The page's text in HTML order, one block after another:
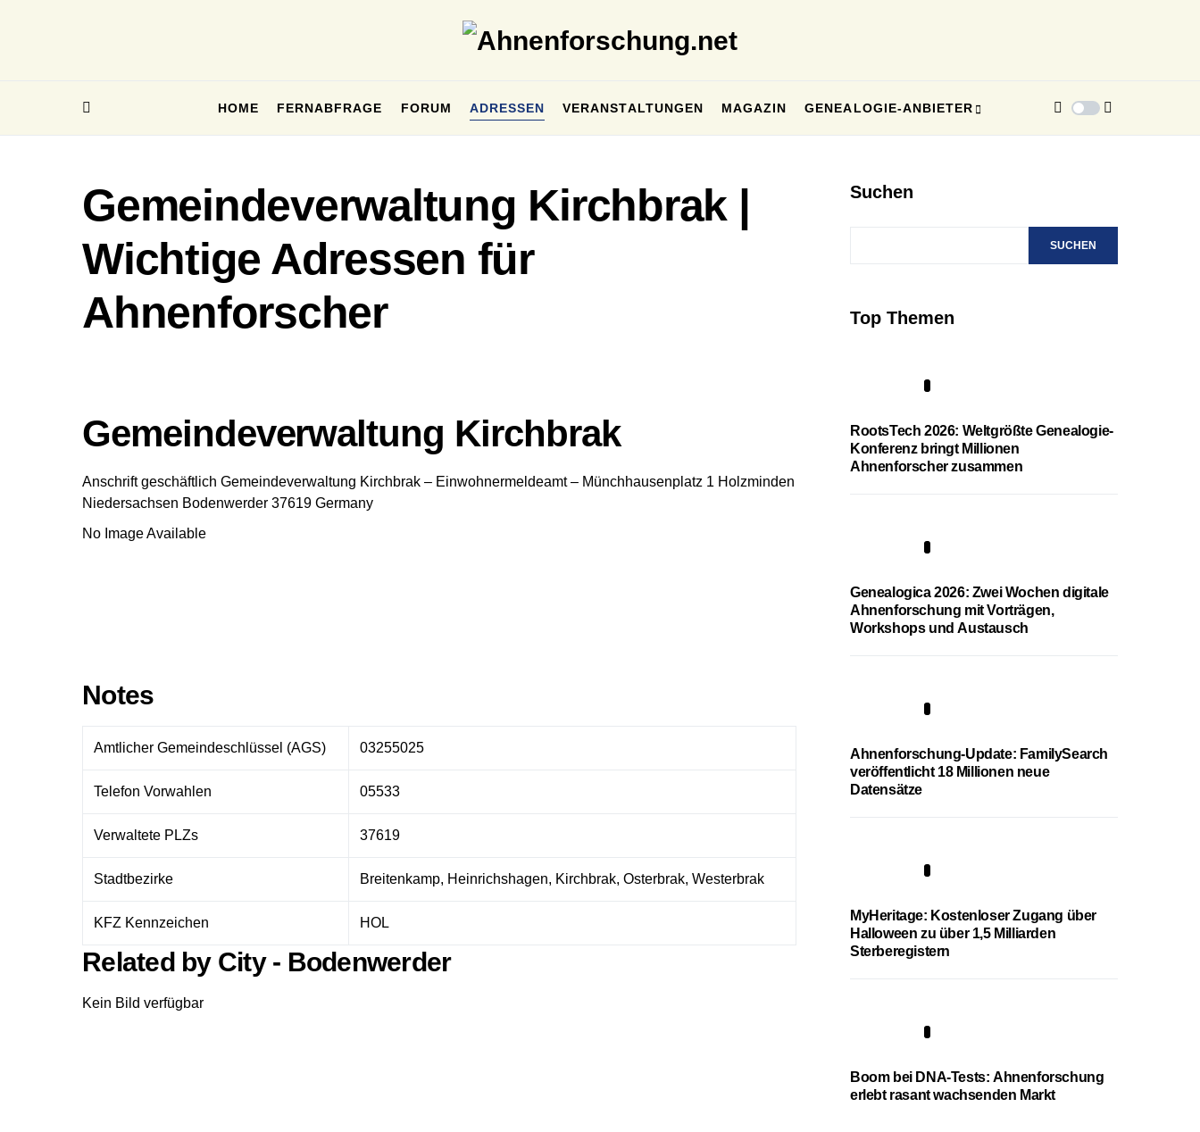
HOME FERNABFRAGE FORUM ADRESSEN VERANSTALTUNGEN MAGAZIN GENEALOGIE-ANBIETER
Gemeindeverwaltung Kirchbrak |
Wichtige Adressen für
Ahnenforscher
Gemeindeverwaltung Kirchbrak
Anschrift geschäftlich Gemeindeverwaltung Kirchbrak – Einwohnermeldeamt – Münchhausenplatz 1 Holzminden
Niedersachsen Bodenwerder 37619 Germany
No Image Available
Notes
Amtlicher Gemeindeschlüssel (AGS) 03255025
Telefon Vorwahlen 05533
Verwaltete PLZs 37619
Stadtbezirke Breitenkamp, Heinrichshagen, Kirchbrak, Osterbrak, Westerbrak
KFZ Kennzeichen HOL
Related by City - Bodenwerder
Kein Bild verfügbar
Suchen
SUCHEN
Top Themen
RootsTech 2026: Weltgrößte Genealogie-
Konferenz bringt Millionen
Ahnenforscher zusammen
Genealogica 2026: Zwei Wochen digitale
Ahnenforschung mit Vorträgen,
Workshops und Austausch
Ahnenforschung-Update: FamilySearch
veröffentlicht 18 Millionen neue
Datensätze
MyHeritage: Kostenloser Zugang über
Halloween zu über 1,5 Milliarden
Sterberegistern
Boom bei DNA-Tests: Ahnenforschung
erlebt rasant wachsenden Markt